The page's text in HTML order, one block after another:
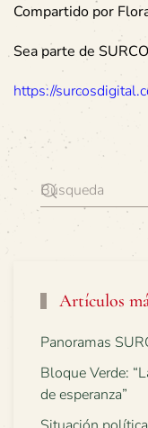
Compartido por
Sea parte de
https://
Artículos
Panoramas
Bloque Verde:
de esperanza”